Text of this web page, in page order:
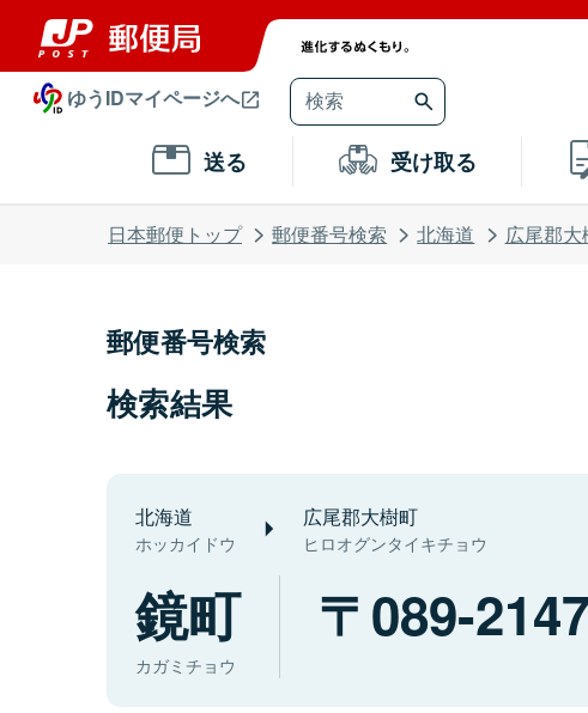
ゆうIDマイページへ
送る 受け取る
日本郵便トップ 郵便番号検索 北海道 広尾郡大
郵便番号検索
検索結果
北海道
ホッカイドウ
広尾郡大樹町
ヒロオグンタイキチョウ
鏡町
カガミチョウ
089-